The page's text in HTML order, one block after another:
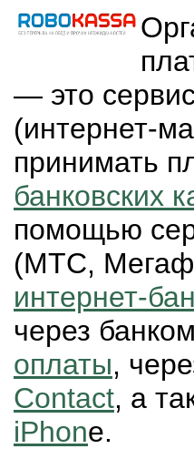
— это
(интернет-
принимать
банковских
помощью
(МТС,
интернет-
через
оплаты,
Contact, а
iPhone.